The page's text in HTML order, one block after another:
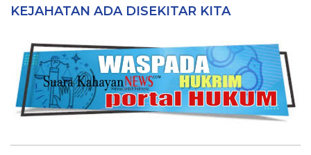
KEJAHATAN ADA DISEKITAR KITA